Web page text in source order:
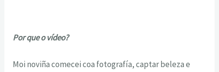
Por que o vídeo?
Moi noviña comecei coa fotografía, captar beleza e